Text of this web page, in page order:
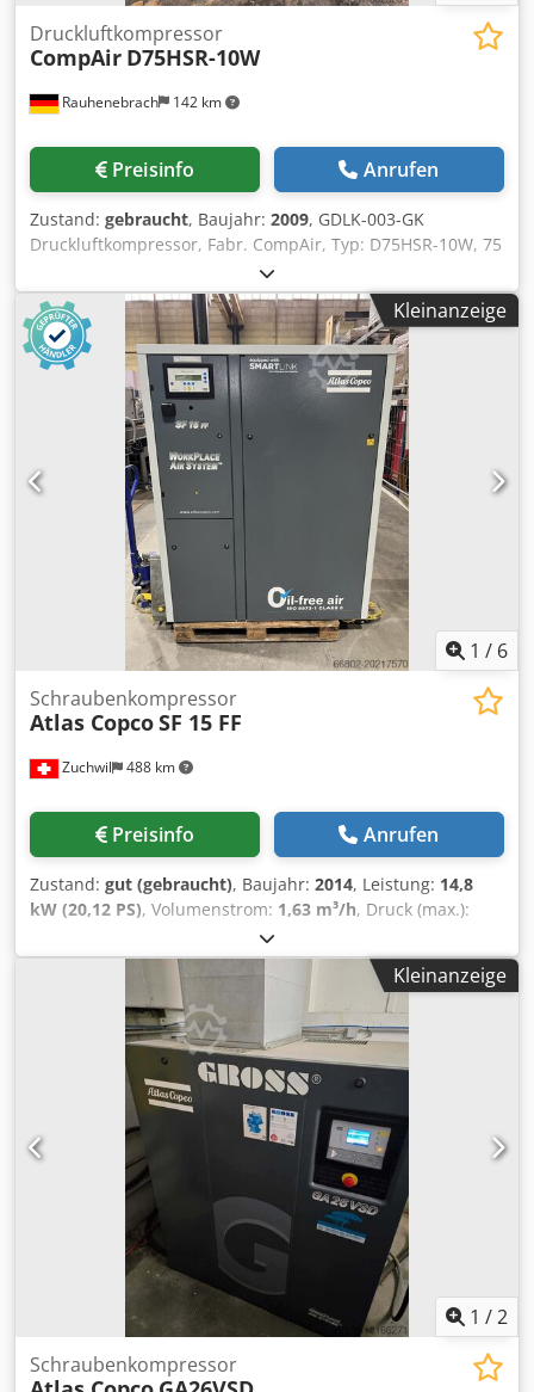
Rauhenebrach 142 km
Druckluftkompressor
CompAir D75HSR-10W
Preisinfo Anrufen
Zustand: gebraucht, Baujahr: 2009, GDLK-003-GK
Druckluftkompressor, Fabr. CompAir, Typ: D75HSR-10W, 75
kW, Einbauverdichter 2S7, Volumenstrom 11,9 m³/min, 10
bar, Ansaugdruck 1 bar, 3700 U/min, Bj. 2009 GDLK-008-1-J
Kompressor, Fabr. SIAD, Typ: WS1/085-M, mit MTA Typ:
RFWL 200/40, mit 40 bar, Bj. 2004, zu 22.500 € Kompressor,
Fabr. SIAD, Typ: WS1/085-M, mit MTA Typ: RFWL 200/40,
mit 40 bar, Bj. 2004, zu 22.500 € Betriebsstunden: 58856
GDLK-005-1-NL Schraubenkompressor, Fabr. CompAir /
Geveke, Typ: VMHD 500, Leistung: 853 m³/h, 735 U/min,
21,5 bar, 100,5 kW GDLK-005-2-NL Dedpfxjg D Rbqj Ai Tokr
Schraubenkompressor, Fabr. CompAir / Geveke, Typ: VMD
750, für 735 U/min, 8,5 bar, 160 kW, Bj. 1991. GDLK-007-PU
Druckluftkompressor, Fabr. Bellis Morcom, Typ: W50 H3N,
750 U/min, 540 kW, 45 bar, Bj. 1999
Kleinanzeige
1 / 6
Zuchwil 488 km
Schraubenkompressor
Atlas CopcoSF 15 FF
Preisinfo Anrufen
Zustand: gut (gebraucht), Baujahr: 2014, Leistung: 14,8
kW (20,12 PS), Volumenstrom: 1,63 m³/h, Druck (max.):
, Luftkompressor Atlas Copco SF 15 FF Hersteller:
Atlas Copco Typ: SF 15 FF Baujahr: 2014 Maximaldruck:
7,75 bar Fördervolumen: 4,95 m³/min
Fördervolumenstrom: 27,1 l/s, 1,63 m³/min Motorleistung:
14,8 kW = 20 PS Motordrehzahl: 2885 U/min Gewicht: 595
kg Stromversorgung: 400 V, 50 Hz, 3 Phasen Bauart: Ölfrei
ISO-Klasse: 8573-1 Class 0 Ausstattung: integriertes
Workplace Air System™, ausgestattet mit SMARTLINK
Dkjdexk U Dcopfx Ai Tsr Steuerung: Elektronikon Herkunft:
Made in Belgium Für die Richtigkeit, Vollständigkeit und
Aktualität der Angaben wird keine Gewähr übernommen.
Kleinanzeige
1 /2
Schraubenkompressor